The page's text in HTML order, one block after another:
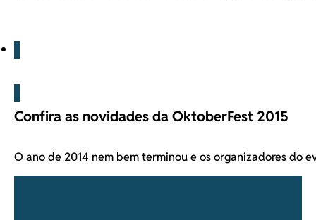
Confira as novidades da OktoberFest 2015
O ano de 2014 nem bem terminou e os organizadores do